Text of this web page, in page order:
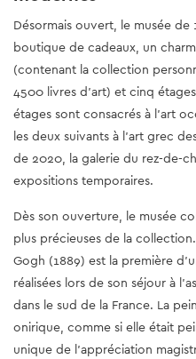
Désormais ouvert, le musée
boutique de cadeaux, un
(contenant la collection
4500 livres d'art) et cinq
étages sont consacrés à l'art
les deux suivants à l'art grec
de 2020, la galerie du rez-de-
expositions temporaires.
Dès son ouverture, le musée
plus précieuses de la
Gogh (1889) est la première
réalisées lors de son séjour à
dans le sud de la France. La
onirique, comme si elle était
unique de l’appréciation